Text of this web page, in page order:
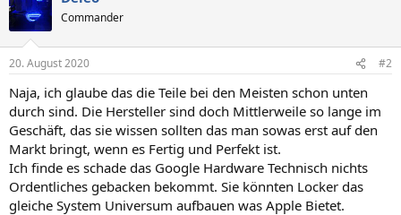
Commander
20. August 2020 #2
Naja, ich glaube das die Teile bei den Meisten schon unten
durch sind. Die Hersteller sind doch Mittlerweile so lange im
Geschäft, das sie wissen sollten das man sowas erst auf den
Markt bringt, wenn es Fertig und Perfekt ist.
Ich finde es schade das Google Hardware Technisch nichts
Ordentliches gebacken bekommt. Sie könnten Locker das
gleiche System Universum aufbauen was Apple Bietet.